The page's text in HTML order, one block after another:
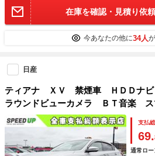
在庫を確認・見積り依
今あなたの他に34人
日産
ティアナ ＸＶ 禁煙車 ＨＤＤナ
ラウンドビューカメラ ＢＴ音楽
ライト クルコン 電動シート 黒革
＆ベンチレーション 車線逸脱 ＢＳ
支払
69.
通常ロー